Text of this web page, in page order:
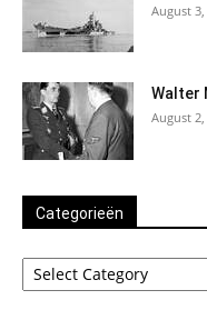
August 3,
Walter
August 2,
Categorieën
Categorieën